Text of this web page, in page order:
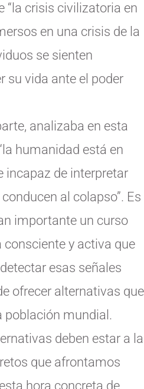
“la crisis civilizatoria en
en una crisis de la
se sienten
su vida ante el poder
analizaba en esta
humanidad está en
incapaz de interpretar
al colapso”. Es
importante un curso
y activa que
esas señales
ofrecer alternativas que
población mundial.
deben estar a la
que afrontamos
hora concreta de